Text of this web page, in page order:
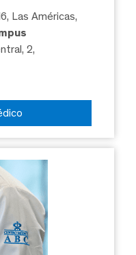
Las Américas,
2,